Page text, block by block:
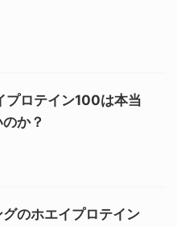
プロテイン100は本当
か？
のホエイプロテイン